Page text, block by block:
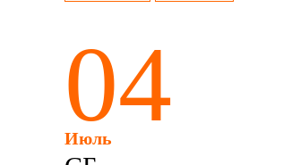
04
Июль